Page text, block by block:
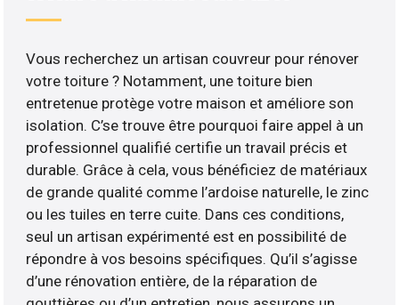
Vous recherchez un artisan couvreur pour rénover
votre toiture ? Notamment, une toiture bien
entretenue protège votre maison et améliore son
isolation. C’se trouve être pourquoi faire appel à un
professionnel qualifié certifie un travail précis et
durable. Grâce à cela, vous bénéficiez de matériaux
de grande qualité comme l’ardoise naturelle, le zinc
ou les tuiles en terre cuite. Dans ces conditions,
seul un artisan expérimenté est en possibilité de
répondre à vos besoins spécifiques. Qu’il s’agisse
d’une rénovation entière, de la réparation de